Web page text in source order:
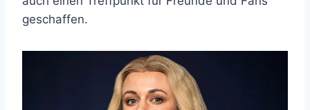
geschaffen.